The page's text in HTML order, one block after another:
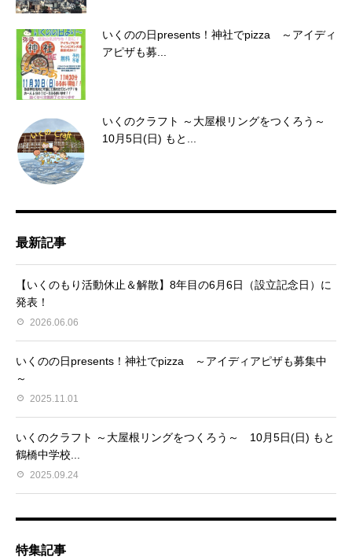
いくのの日presents！神社でpizza ～アイディ
アピザも募...
いくのクラフト ～大屋根リングをつくろう～
10月5日(日) もと...
最新記事
【いくのもり活動休止＆解散】8年目の6月6日（設立記念日）に
発表！
2026.06.06
いくのの日presents！神社でpizza ～アイディアピザも募集中
～
2025.11.01
いくのクラフト ～大屋根リングをつくろう～ 10月5日(日) もと
鶴橋中学校...
2025.09.24
特集記事